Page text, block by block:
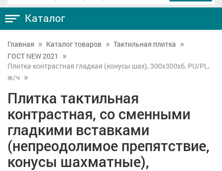
Каталог
Главная Каталог товаров
Тактильная плитка
ГОСТ NEW 2021
Плитка контрастная гладкая (конусы шах), 300x300x6, PU/PL,
ж/ч
Плитка тактильная
контрастная, со сменными
гладкими вставками
(непреодолимое препятствие,
конусы шахматные),